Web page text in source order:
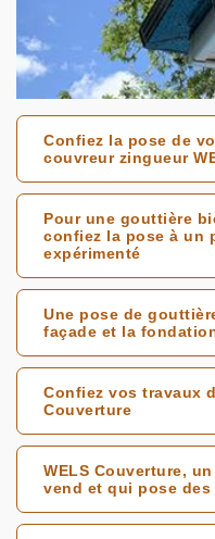
Confiez la pose de
couvreur zingueur
Pour une gouttière
confiez la pose à un
expérimenté
Une pose de
façade et la
Confiez vos travaux
Couverture
WELS Couverture,
vend et qui pose